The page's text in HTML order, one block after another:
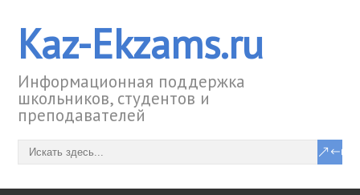
Kaz-Ekzams.ru
Информационная поддержка
школьников, студентов и
преподавателей